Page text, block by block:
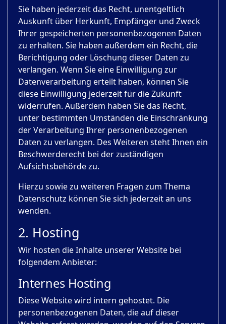
Sie haben jederzeit das Recht, unentgeltlich
Auskunft über Herkunft, Empfänger und Zweck
Ihrer gespeicherten personenbezogenen Daten
zu erhalten. Sie haben außerdem ein Recht, die
Berichtigung oder Löschung dieser Daten zu
verlangen. Wenn Sie eine Einwilligung zur
Datenverarbeitung erteilt haben, können Sie
diese Einwilligung jederzeit für die Zukunft
widerrufen. Außerdem haben Sie das Recht,
unter bestimmten Umständen die Einschränkung
der Verarbeitung Ihrer personenbezogenen
Daten zu verlangen. Des Weiteren steht Ihnen ein
Beschwerderecht bei der zuständigen
Aufsichtsbehörde zu.
Hierzu sowie zu weiteren Fragen zum Thema
Datenschutz können Sie sich jederzeit an uns
wenden.
2. Hosting
Wir hosten die Inhalte unserer Website bei
folgendem Anbieter:
Internes Hosting
Diese Website wird intern gehostet. Die
personenbezogenen Daten, die auf dieser